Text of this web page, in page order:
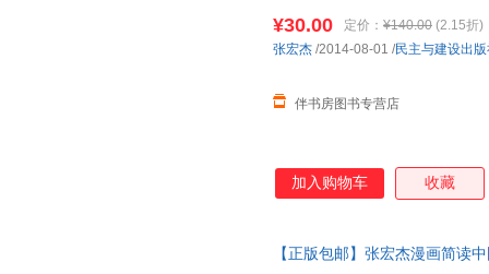
¥30.00 定价： ¥140.00 (2.15折)
伴书房图书专营店
张宏杰 /2014-08-01 /民主与建设出
加入购物车 收藏
【正版包邮】张宏杰漫画简读